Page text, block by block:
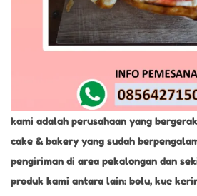
kami adalah perusahaan yang
cake & bakery yang sudah
pengiriman di area pekalongan dan
produk kami antara lain: bolu, kue